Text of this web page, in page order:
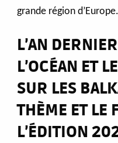
grande région d’Europe.
L’AN
L’OCÉAN ET
SUR LES
THÈME ET LE
L’ÉDITION